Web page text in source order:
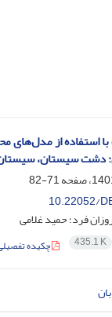
استفاده از مدل‌های
دشت سیستان،
71-82
10.22052/
فرد؛ حمید غلامی
435.1 K چکیده